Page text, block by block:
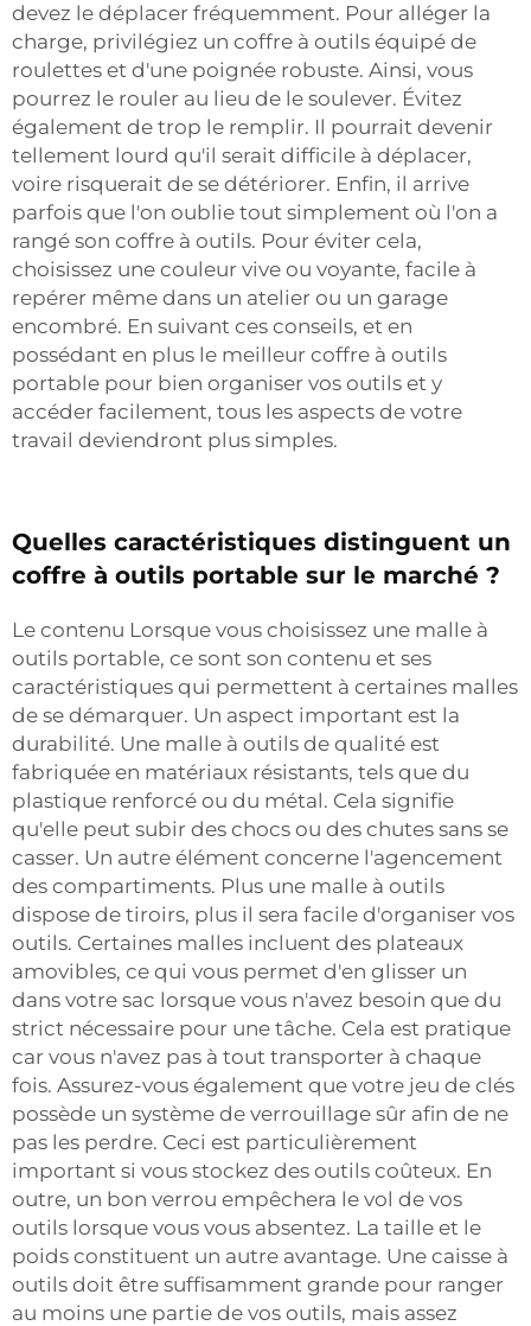
devez le déplacer fréquemment. Pour alléger la
charge, privilégiez un coffre à outils équipé de
roulettes et d'une poignée robuste. Ainsi, vous
pourrez le rouler au lieu de le soulever. Évitez
également de trop le remplir. Il pourrait devenir
tellement lourd qu'il serait difficile à déplacer,
voire risquerait de se détériorer. Enfin, il arrive
parfois que l'on oublie tout simplement où l'on a
rangé son coffre à outils. Pour éviter cela,
choisissez une couleur vive ou voyante, facile à
repérer même dans un atelier ou un garage
encombré. En suivant ces conseils, et en
possédant en plus le meilleur coffre à outils
portable pour bien organiser vos outils et y
accéder facilement, tous les aspects de votre
travail deviendront plus simples.
Quelles caractéristiques distinguent un
coffre à outils portable sur le marché ?
Le contenu Lorsque vous choisissez une malle à
outils portable, ce sont son contenu et ses
caractéristiques qui permettent à certaines malles
de se démarquer. Un aspect important est la
durabilité. Une malle à outils de qualité est
fabriquée en matériaux résistants, tels que du
plastique renforcé ou du métal. Cela signifie
qu'elle peut subir des chocs ou des chutes sans se
casser. Un autre élément concerne l'agencement
des compartiments. Plus une malle à outils
dispose de tiroirs, plus il sera facile d'organiser vos
outils. Certaines malles incluent des plateaux
amovibles, ce qui vous permet d'en glisser un
dans votre sac lorsque vous n'avez besoin que du
strict nécessaire pour une tâche. Cela est pratique
car vous n'avez pas à tout transporter à chaque
fois. Assurez-vous également que votre jeu de clés
possède un système de verrouillage sûr afin de ne
pas les perdre. Ceci est particulièrement
important si vous stockez des outils coûteux. En
outre, un bon verrou empêchera le vol de vos
outils lorsque vous vous absentez. La taille et le
poids constituent un autre avantage. Une caisse à
outils doit être suffisamment grande pour ranger
au moins une partie de vos outils, mais assez